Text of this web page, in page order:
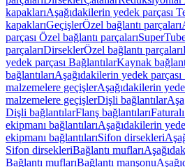
kapaklarıAşağıdakilerin yedek parçası
kapaklarıGeçişlerÖzel bağlantı parçaları
parçası Özel bağlantı parçaları
parçalarıDirseklerÖzel bağlantı parçaları
yedek parçası BağlantılarKaynak
bağlantılarıAşağıdakilerin yedek parçası
malzemelere geçişlerAşağıdakilerin
malzemelere geçişlerDişli bağlantılar
Dişli bağlantılarFlanş bağlantıları
ekipmanı bağlantılarıAşağıdakilerin
ekipmanı bağlantılarıSifon dirsekleri
Sifon dirsekleriBağlantı mufları
Bağlantı muflarıBağlantı manşonu